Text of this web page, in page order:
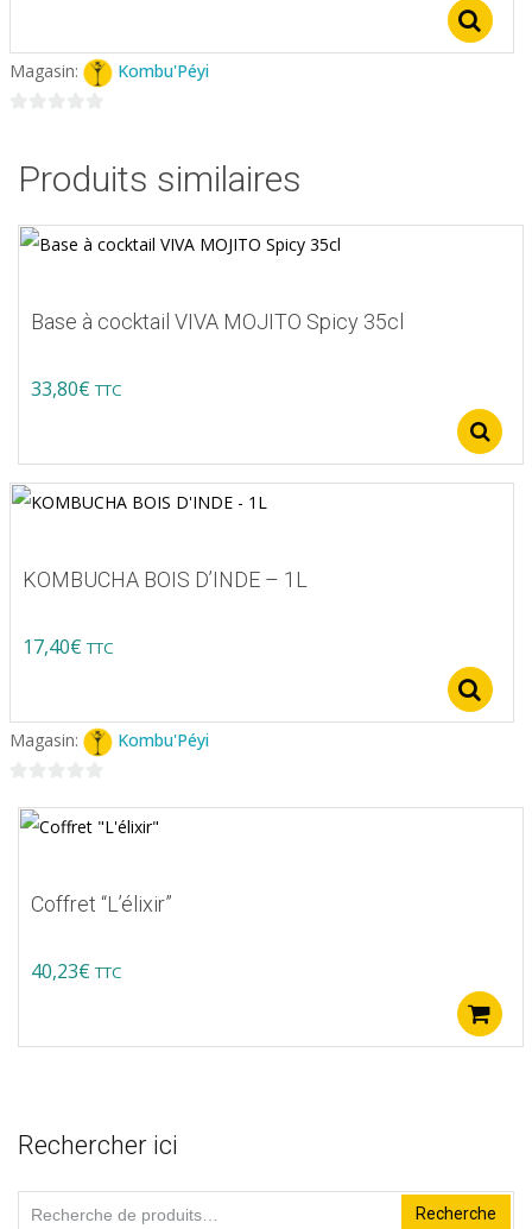
Magasin: Kombu'Péyi
Produits similaires
Base à cocktail VIVA MOJITO Spicy 35cl
33,80€ TTC
produit
a
choisies
la
page
produit
KOMBUCHA BOIS D’INDE – 1L
17,40€ TTC
Magasin: Kombu'Péyi
sur
Coffret “L’élixir”
40,23€ TTC
Rechercher ici
Recherche
Recherche